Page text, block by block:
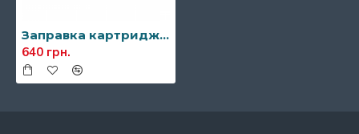
Заправка картриджа HP 207X (W2210X)
640 грн.